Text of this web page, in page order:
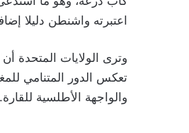
اعتبرته واشنطن دليلا
وترى الولايات المتحدة
تعكس الدور المتنامي
والواجهة الأطلسية للقارة.